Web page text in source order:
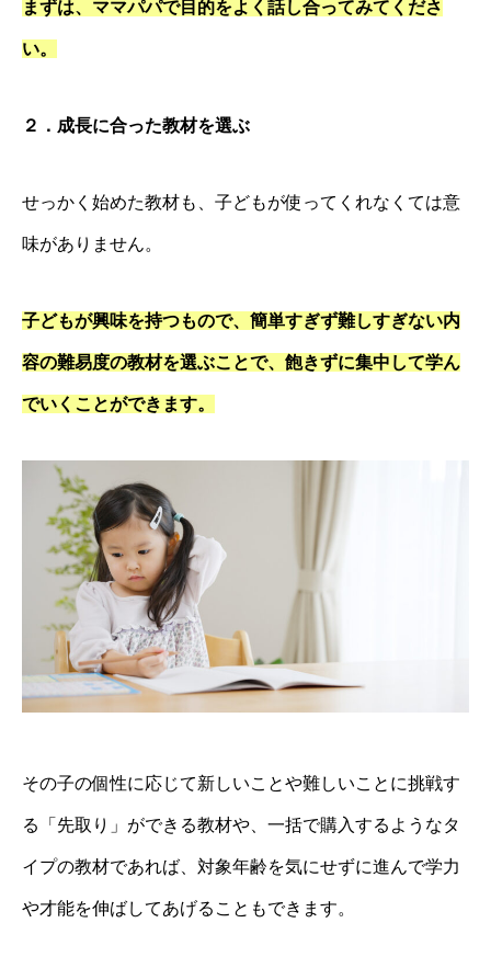
まずは、ママパパで目的をよく話し合ってみてくださ
い。
２．成長に合った教材を選ぶ
せっかく始めた教材も、子どもが使ってくれなくては意
味がありません。
子どもが興味を持つもので、簡単すぎず難しすぎない内
容の難易度の教材を選ぶことで、飽きずに集中して学ん
でいくことができます。
その子の個性に応じて新しいことや難しいことに挑戦す
る「先取り」ができる教材や、一括で購入するようなタ
イプの教材であれば、対象年齢を気にせずに進んで学力
や才能を伸ばしてあげることもできます。